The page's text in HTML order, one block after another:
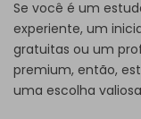
Se você é um
experiente, um
gratuitas ou um
premium, então,
uma escolha